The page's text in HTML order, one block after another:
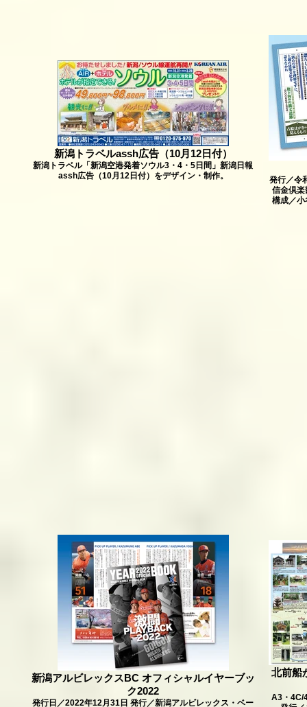
新潟トラベルassh広告（10月12日付）
新潟トラベル「新潟空港発着ソウル3・4・5日間」新潟日報
assh広告（10月12日付）をデザイン・制作。
発行／令
信金倶
構成／
新潟アルビレックスBC オフィシャルイヤーブッ
ク2022
発行日／2022年12月31日 発行／新潟アルビレックス・ベー
北前船
A3・4C/